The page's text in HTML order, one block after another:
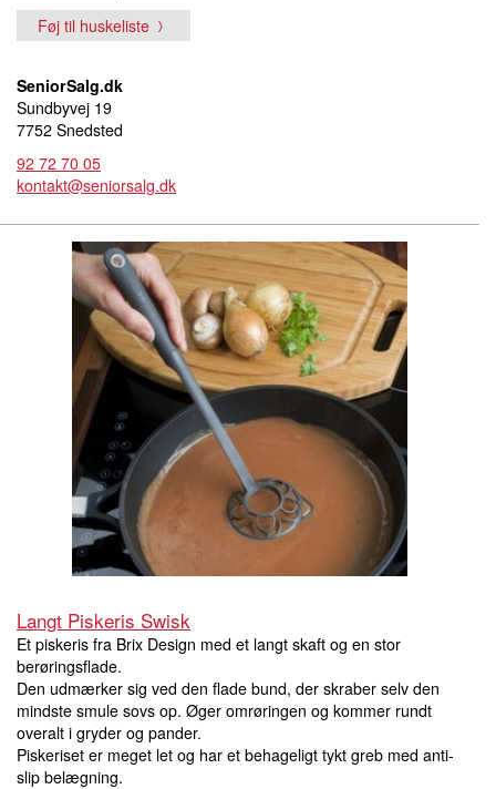
Føj til huskeliste
SeniorSalg.dk
Sundbyvej 19
7752 Snedsted
92 72 70 05
kontakt@seniorsalg.dk
Langt Piskeris Swisk
Et piskeris fra Brix Design med et langt skaft og en stor
berøringsflade.
Den udmærker sig ved den flade bund, der skraber selv den
mindste smule sovs op. Øger omrøringen og kommer rundt
overalt i gryder og pander.
Piskeriset er meget let og har et behageligt tykt greb med anti-
slip belægning.